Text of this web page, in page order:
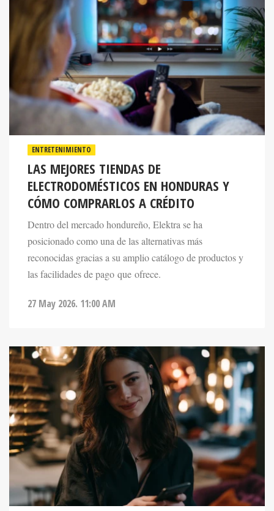
LAS MEJORES TIENDAS DE
ELECTRODOMÉSTICOS EN HONDURAS Y
CÓMO COMPRARLOS A CRÉDITO
Dentro del mercado hondureño, Elektra se ha
posicionado como una de las alternativas más
reconocidas gracias a su amplio catálogo de productos y
las facilidades de pago que ofrece.
ENTRETENIMIENTO